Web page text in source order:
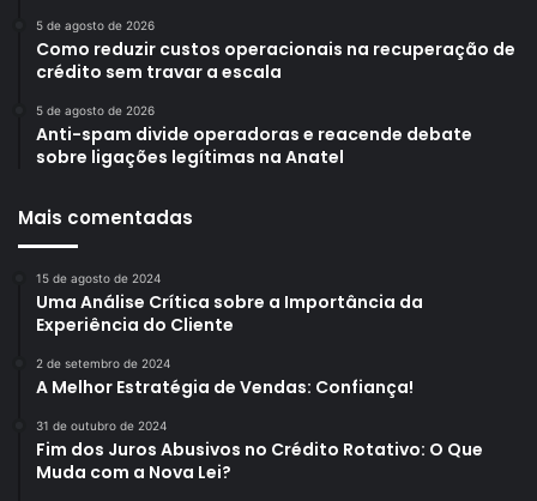
5 de agosto de 2026
Como reduzir custos operacionais na recuperação de
crédito sem travar a escala
5 de agosto de 2026
Anti-spam divide operadoras e reacende debate
sobre ligações legítimas na Anatel
Mais comentadas
15 de agosto de 2024
Uma Análise Crítica sobre a Importância da
Experiência do Cliente
2 de setembro de 2024
A Melhor Estratégia de Vendas: Confiança!
31 de outubro de 2024
Fim dos Juros Abusivos no Crédito Rotativo: O Que
Muda com a Nova Lei?